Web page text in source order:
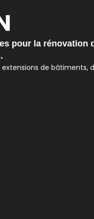
pour la rénovation
de bâtiments,